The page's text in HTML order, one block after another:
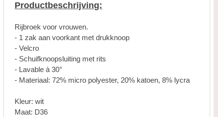
Productbeschrijving:
Rijbroek voor vrouwen.
- 1 zak aan voorkant met drukknoop
- Velcro
- Schuifknoopsluiting met rits
- Lavable à 30°
- Materiaal: 72% micro polyester, 20% katoen, 8% lycra
Kleur: wit
Maat: D36